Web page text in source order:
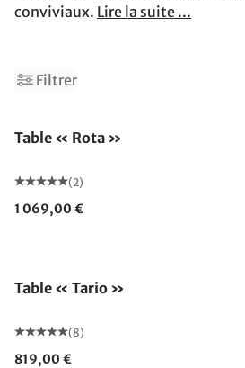
conviviaux. Lire la suite ...
Filtrer
Table « Rota »
(2)
1 069,00 €
Table « Tario »
(8)
819,00 €
2